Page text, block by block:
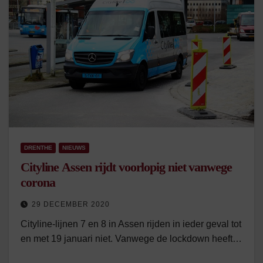
DRENTHE NIEUWS
Cityline Assen rijdt voorlopig niet vanwege
corona
29 DECEMBER 2020
Cityline-lijnen 7 en 8 in Assen rijden in ieder geval tot
en met 19 januari niet. Vanwege de lockdown heeft…